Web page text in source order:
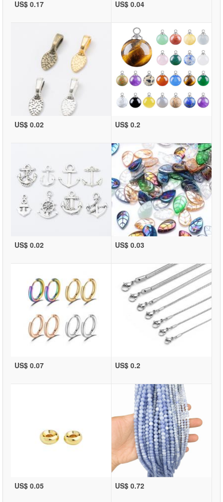
US$ 0.17 US$ 0.04
US$ 0.02 US$ 0.2
US$ 0.02 US$ 0.03
US$ 0.07 US$ 0.2
US$ 0.05 US$ 0.72